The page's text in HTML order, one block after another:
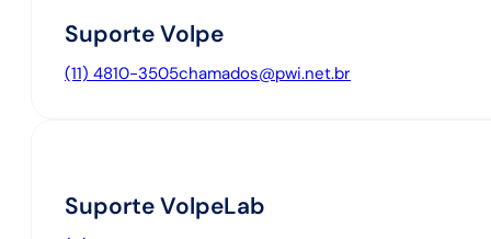
Suporte Volpe
(11) 4810-3505chamados@pwi.net.br
Suporte VolpeLab